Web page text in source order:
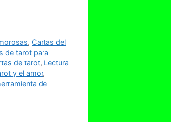
, Cartas del
de tarot para
de tarot, Lectura
y el amor,
de